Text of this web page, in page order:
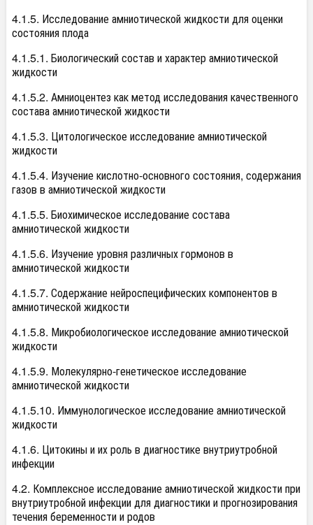
4.1.5. Исследование амниотической жидкости для оценки
состояния плода
4.1.5.1. Биологический состав и характер амниотической
жидкости
4.1.5.2. Амниоцентез как метод исследования качественного
состава амниотической жидкости
4.1.5.3. Цитологическое исследование амниотической
жидкости
4.1.5.4. Изучение кислотно-основного состояния, содержания
газов в амниотической жидкости
4.1.5.5. Биохимическое исследование состава
амниотической жидкости
4.1.5.6. Изучение уровня различных гормонов в
амниотической жидкости
4.1.5.7. Содержание нейроспецифических компонентов в
амниотической жидкости
4.1.5.8. Микробиологическое исследование амниотической
жидкости
4.1.5.9. Молекулярно-генетическое исследование
амниотической жидкости
4.1.5.10. Иммунологическое исследование амниотической
жидкости
4.1.6. Цитокины и их роль в диагностике внутриутробной
инфекции
4.2. Комплексное исследование амниотической жидкости при
внутриутробной инфекции для диагностики и прогнозирования
течения беременности и родов